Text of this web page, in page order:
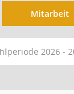
Mitarbeit
2026 -